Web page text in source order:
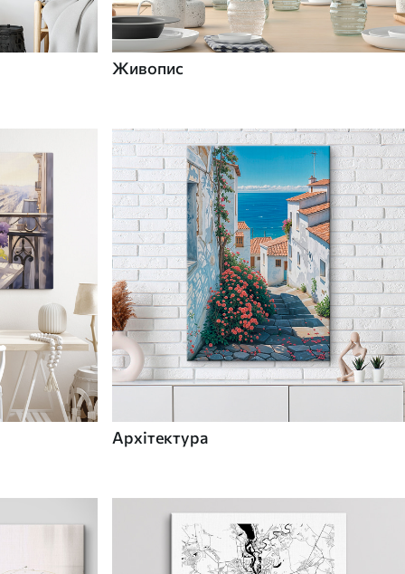
Живопис
Архітектура